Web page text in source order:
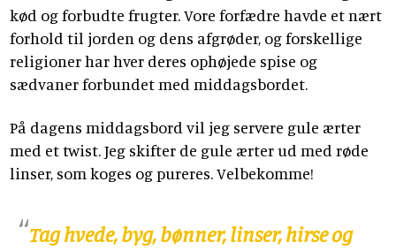
kød og forbudte frugter. Vore forfædre havde et nært
forhold til jorden og dens afgrøder, og forskellige
religioner har hver deres ophøjede spise og
sædvaner forbundet med middagsbordet.
På dagens middagsbord vil jeg servere gule ærter
med et twist. Jeg skifter de gule ærter ud med røde
linser, som koges og pureres. Velbekomme!
Tag hvede, byg, bønner, linser, hirse og